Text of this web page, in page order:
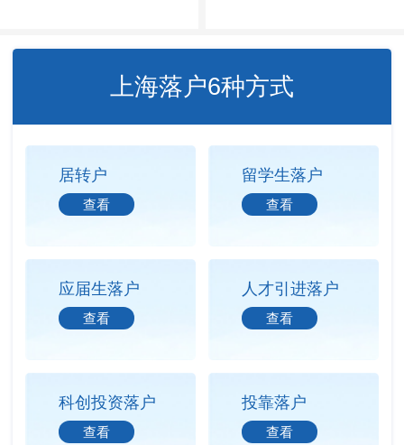
上海落户6种方式
居转户
查看
留学生落户
查看
应届生落户
查看
人才引进落户
查看
科创投资落户
查看
投靠落户
查看